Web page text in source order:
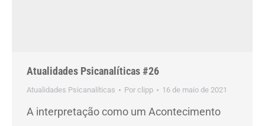
Atualidades Psicanalíticas #26
Atualidades Psicanalíticas Por clipp 16 de maio de 2021
A interpretação como um Acontecimento